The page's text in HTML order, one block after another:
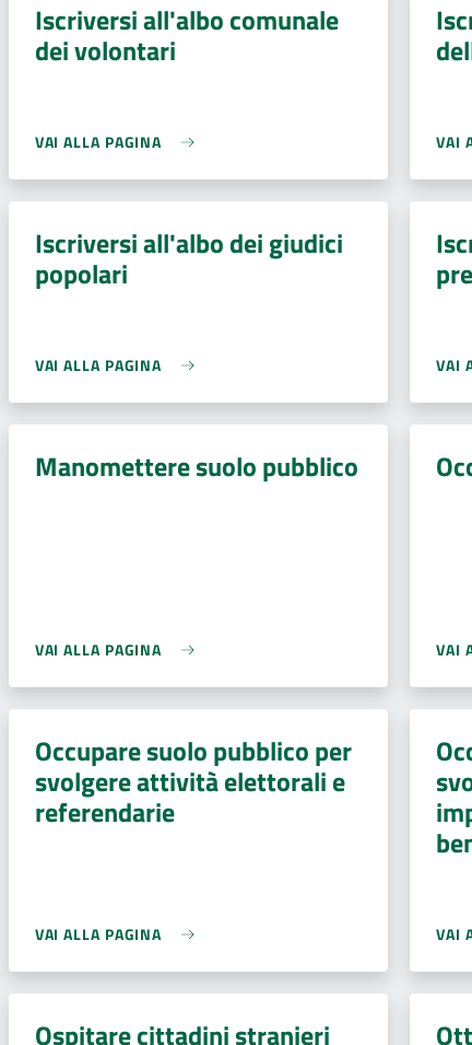
Iscriversi all'albo comunale
dei volontari
VAI ALLA PAGINA VAI
Iscriversi all'albo dei giudici
popolari
VAI ALLA PAGINA VAI
Manomettere suolo pubblico
VAI ALLA PAGINA VAI
Occupare suolo pubblico per
svolgere attività elettorali e
referendarie
VAI ALLA PAGINA VAI
Ospitare cittadini stranieri